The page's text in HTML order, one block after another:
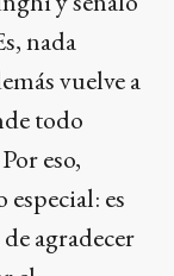
nada
vuelve a
todo
eso,
es
agradecer